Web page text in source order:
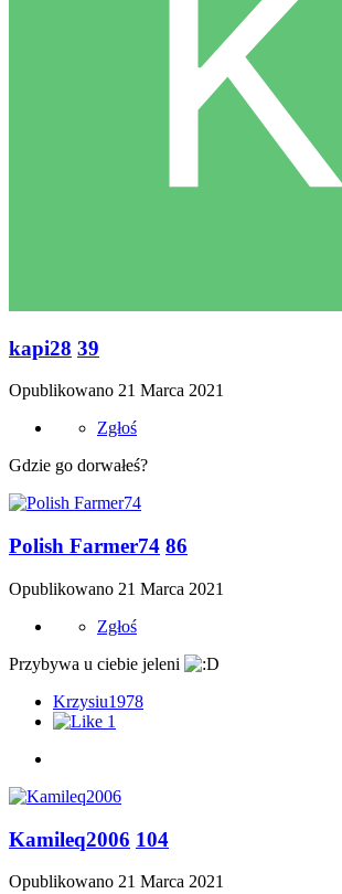
kapi28 39
Opublikowano 21 Marca 2021
Zgłoś
Gdzie go dorwałeś?
Polish Farmer74 86
Opublikowano 21 Marca 2021
Zgłoś
Przybywa u ciebie jeleni
Krzysiu1978
1
Kamileq2006 104
Opublikowano 21 Marca 2021